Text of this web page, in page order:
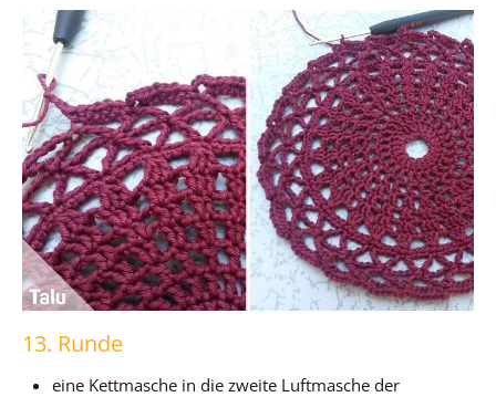
13. Runde
eine Kettmasche in die zweite Luftmasche der